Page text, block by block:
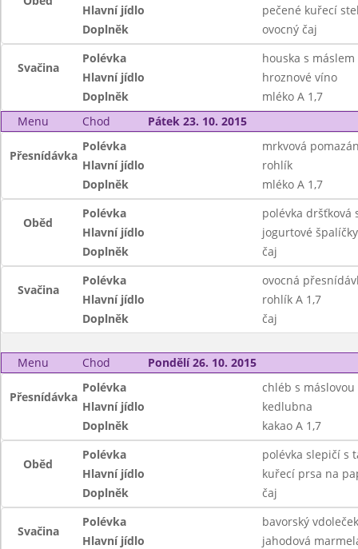
Hlavní jídlo
pečené kuřecí
Doplněk
ovocný čaj
Svačina
Polévka
houska s máslem
Hlavní jídlo
hroznové víno
Doplněk
mléko A 1,7
Menu
Chod Pátek 23. 10. 2015
Přesnídávka
Polévka
mrkvová
Hlavní jídlo
rohlík
Doplněk
mléko A 1,7
Oběd
Polévka
polévka dršťková
Hlavní jídlo
jogurtové
Doplněk
čaj
Svačina
Polévka
ovocná
Hlavní jídlo
rohlík A 1,7
Doplněk
čaj
Menu Chod Pondělí 26. 10. 2015
Přesnídávka
Polévka
chléb s
Hlavní jídlo
kedlubna
Doplněk
kakao A 1,7
Oběd
Polévka
polévka slepičí s
Hlavní jídlo
kuřecí prsa na
Doplněk
čaj
Svačina
Polévka
bavorský vdoleček
Hlavní jídlo
jahodová